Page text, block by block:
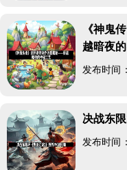
《神鬼
越暗夜
发布时间
决战东
发布时间